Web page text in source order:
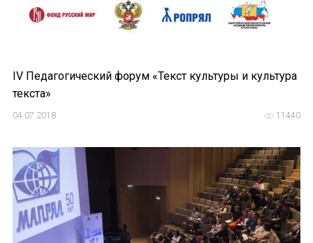
IV Педагогический форум «Текст культуры и культура
текста»
11440
04.07.2018